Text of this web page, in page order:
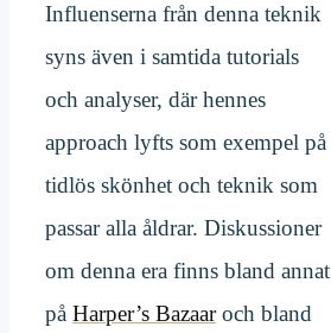
Influenserna från denna teknik
syns även i samtida tutorials
och analyser, där hennes
approach lyfts som exempel på
tidlös skönhet och teknik som
passar alla åldrar. Diskussioner
om denna era finns bland annat
på Harper’s Bazaaroch bland